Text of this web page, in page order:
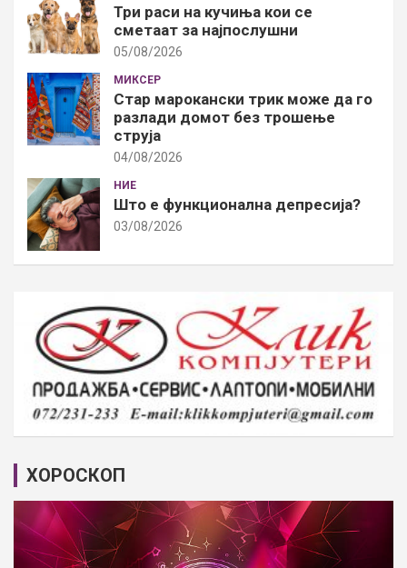
Три раси на кучиња кои се
сметаат за најпослушни
05/08/2026
МИКСЕР
Стар марокански трик може да го
разлади домот без трошење
струја
04/08/2026
НИЕ
Што е функционална депресија?
03/08/2026
ХОРОСКОП